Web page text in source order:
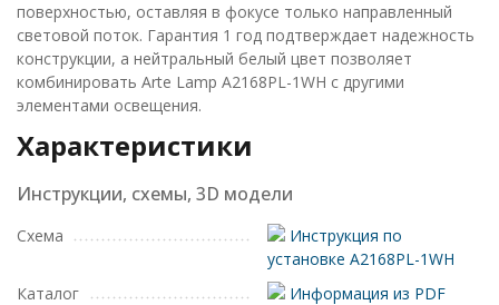
поверхностью, оставляя в фокусе только направленный
световой поток. Гарантия 1 год подтверждает надежность
конструкции, а нейтральный белый цвет позволяет
комбинировать Arte Lamp A2168PL-1WH с другими
элементами освещения.
Характеристики
Инструкции, схемы, 3D модели
Схема
Инструкция по
установке A2168PL-1WH
Каталог
Информация из PDF